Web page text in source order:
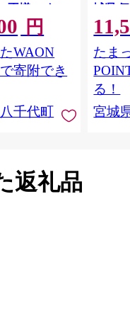
不揃い タ
付き ウナギ
い 不揃い う
まぶし 人気
代町 ふるさ
凍 [SF951ya]
円
WAON
寄附でき
千代町
城県
お刺し
生 生
鮭 銀
介
たま
る！
宮城
返礼品